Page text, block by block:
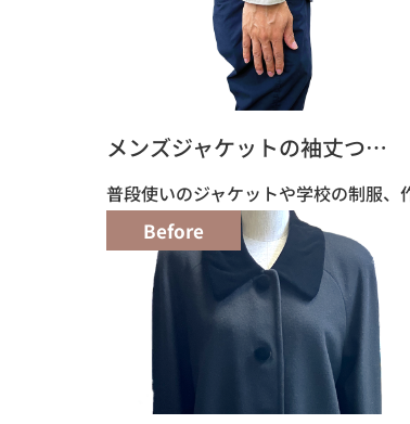
メンズジャケットの袖丈つ…
普段使いのジャケットや学校の制服
Before